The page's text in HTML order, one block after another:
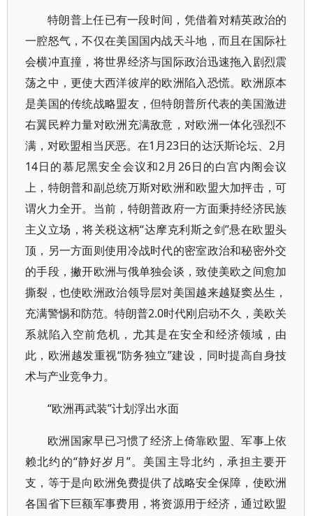
特朗普上任已有一段时间，凭借着对精英政治的
一腔怒气，不仅在美国国内战天斗地，而且在国际社
会横冲直撞，将世界经济与国际政治迅速拖入剧烈震
荡之中，更使大西洋彼岸的欧洲陷入恐慌。欧洲原本
是美国的传统战略盟友，但特朗普所代表的美国激进
右翼民粹力量对欧洲充满敌意，对欧洲一体化强烈不
满，对欧盟相当厌恶。在1月23日的达沃斯论坛、2月
14日的慕尼黑安全会议和2月26日的白宫内阁会议
上，特朗普和副总统万斯对欧洲和欧盟大加抨击，可
谓火力全开。当前，特朗普政府一方面秉持经济民族
主义立场，将关税这柄“达摩克利斯之剑”悬在欧盟头
顶，另一方面则使用冷战时代的密室政治和秘密外交
的手段，撇开欧洲与俄单独会谈，致使美欧之间愈加
撕裂，也使欧洲政治领导层对美国越来越疑窦丛生，
充满警惕和防范。特朗普2.0时代刚启动不久，美欧关
系就陷入空前危机，尤其是在安全和经济领域，由
此，欧洲越发重视“防务独立”建设，同时提高自身技
术与产业竞争力。
“欧洲再武装”计划浮出水面
欧洲国家早已习惯了经济上倚靠欧盟、军事上依
赖北约的“静好岁月”。美国主导北约，承担主要开
支，等于是向欧洲免费提供了战略安全保障，使欧洲
各国省下巨额军事费用，将资源用于经济，通过欧盟